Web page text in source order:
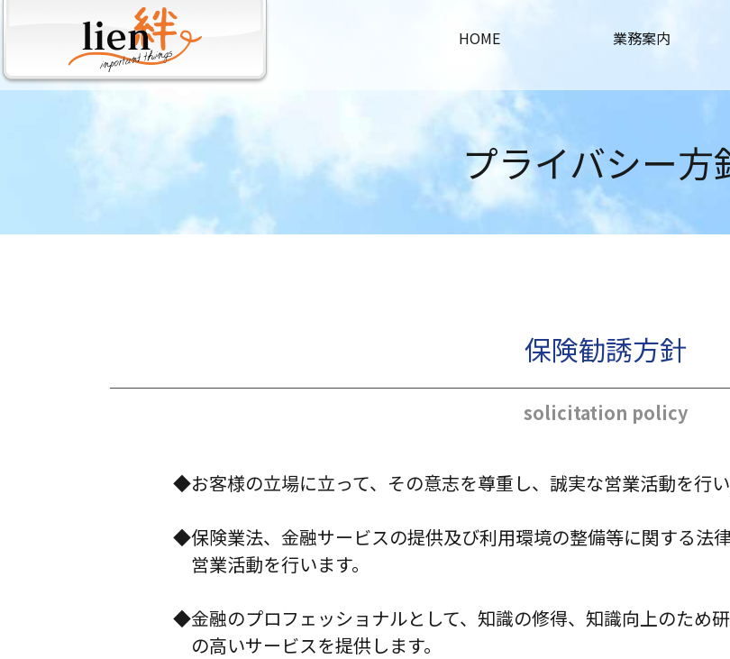
HOME 業務案内
プライバシー方
保険勧誘方針
solicitation policy
◆お客様の立場に立って、その意志を尊重し、誠実な営業活動を行い
◆保険業法、金融サービスの提供及び利用環境の整備等に関する法
営業活動を行います。
◆金融のプロフェッショナルとして、知識の修得、知識向上のため
の高いサービスを提供します。